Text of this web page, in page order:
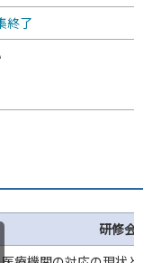
終了
研修会名